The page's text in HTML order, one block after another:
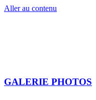
Aller au contenu
GALERIE PHOTOS